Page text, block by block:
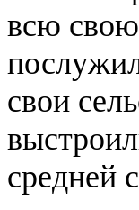
всю
свои
средней